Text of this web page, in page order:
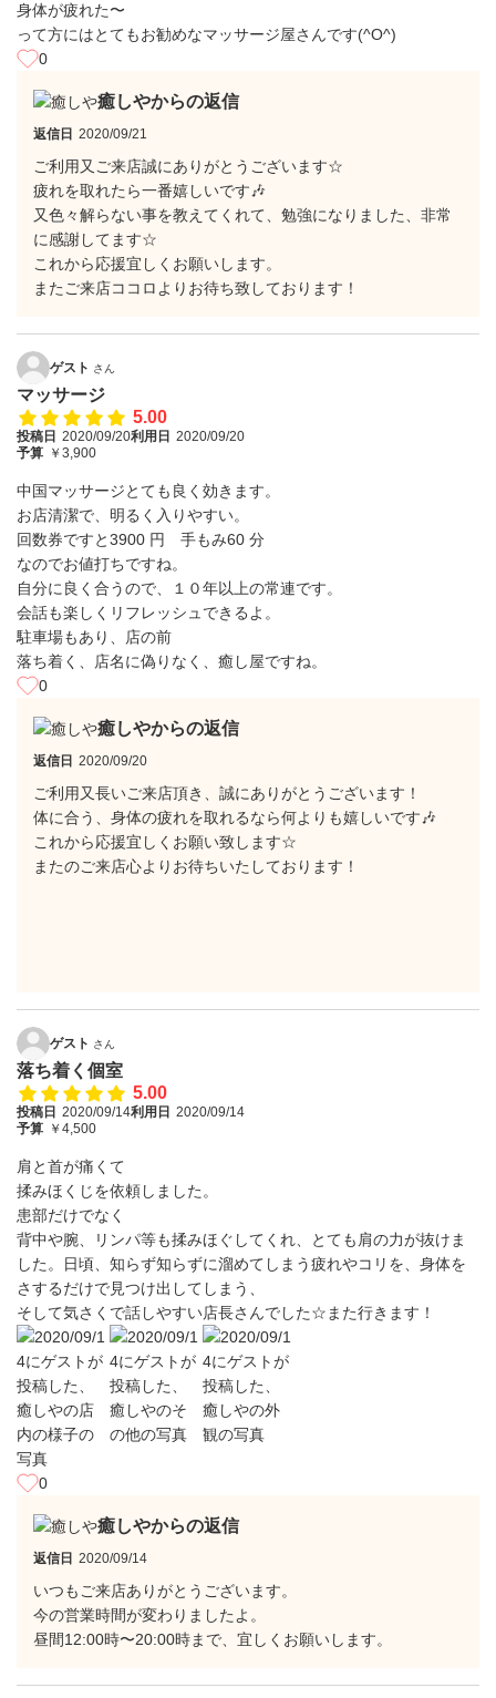
身体が疲れた〜
って方にはとてもお勧めなマッサージ屋さんです(^O^)
0
癒しやからの返信
返信日 2020/09/21
ご利用又ご来店誠にありがとうございます☆
疲れを取れたら一番嬉しいです🎶
又色々解らない事を教えてくれて、勉強になりました、非常
に感謝してます☆
これから応援宜しくお願いします。
またご来店ココロよりお待ち致しております！
ゲスト さん
マッサージ
5.00
投稿日 2020/09/20利用日 2020/09/20
予算 ￥3,900
中国マッサージとても良く効きます。
お店清潔で、明るく入りやすい。
回数券ですと3900 円 手もみ60 分
なのでお値打ちですね。
自分に良く合うので、１０年以上の常連です。
会話も楽しくリフレッシュできるよ。
駐車場もあり、店の前
落ち着く、店名に偽りなく、癒し屋ですね。
0
癒しやからの返信
返信日 2020/09/20
ご利用又長いご来店頂き、誠にありがとうございます！
体に合う、身体の疲れを取れるなら何よりも嬉しいです🎶
これから応援宜しくお願い致します☆
またのご来店心よりお待ちいたしております！
ゲスト さん
落ち着く個室
5.00
投稿日 2020/09/14利用日 2020/09/14
予算 ￥4,500
肩と首が痛くて
揉みほくじを依頼しました。
患部だけでなく
背中や腕、リンパ等も揉みほぐしてくれ、とても肩の力が抜けま
した。日頃、知らず知らずに溜めてしまう疲れやコリを、身体を
さするだけで見つけ出してしまう、
そして気さくで話しやすい店長さんでした☆また行きます！
0
癒しやからの返信
返信日 2020/09/14
いつもご来店ありがとうございます。
今の営業時間が変わりましたよ。
昼間12:00時〜20:00時まで、宜しくお願いします。